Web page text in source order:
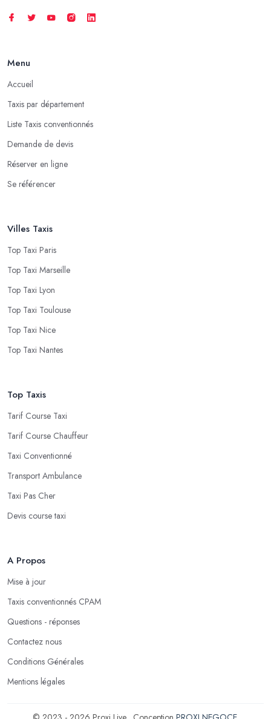
Menu
Accueil
Taxis par département
Liste Taxis conventionnés
Demande de devis
Réserver en ligne
Se référencer
Villes Taxis
Top Taxi Paris
Top Taxi Marseille
Top Taxi Lyon
Top Taxi Toulouse
Top Taxi Nice
Top Taxi Nantes
Top Taxis
Tarif Course Taxi
Tarif Course Chauffeur
Taxi Conventionné
Transport Ambulance
Taxi Pas Cher
Devis course taxi
A Propos
Mise à jour
Taxis conventionnés CPAM
Questions - réponses
Contactez nous
Conditions Générales
Mentions légales